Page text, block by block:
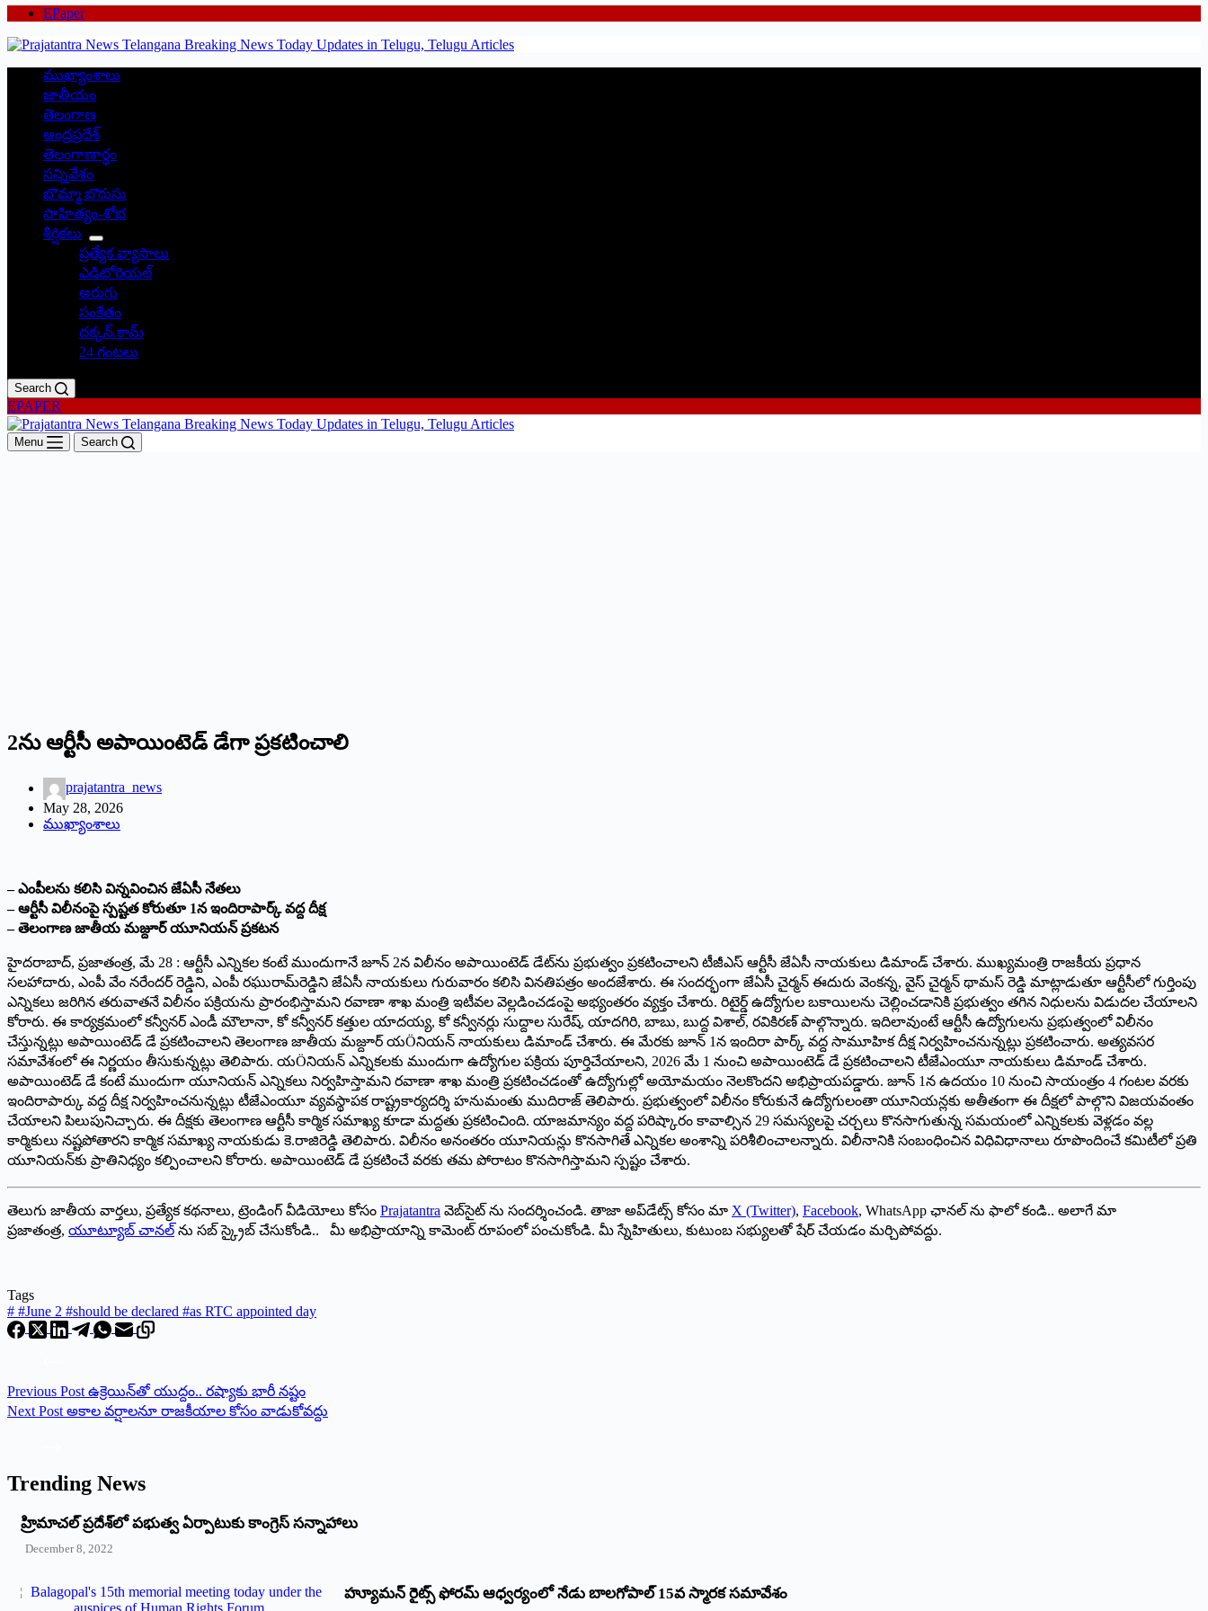
EPaper
ముఖ్యాంశాలు
జాతీయం
తెలంగాణ
ఆంధ్రప్రదేశ్
తెలంగాణార్థం
సన్నివేశం
బొమ్మా బొరుసు
సాహిత్యం-శోభ
శీర్షికలు
ప్రత్యేక వ్యాసాలు
ఎడిటోరియల్
అరుగు
సంకేతం
దక్కన్.కామ్
24 గంటలు
Search
EPAPER
Menu Search
2ను ఆర్టీసీ అపాయింటెడ్ డేగా ప్రకటించాలి
prajatantra_news
May 28, 2026
ముఖ్యాంశాలు
– ఎంపీలను కలిసి విన్నవించిన జేఏసీ నేతలు
– ఆర్టీసీ విలీనంపై స్పష్టత కోరుతూ 1న ఇందిరాపార్క్ వద్ద దీక్ష
– తెలంగాణ జాతీయ మజ్దూర్ యూనియన్ ప్రకటన
హైదరాబాద్, ప్ర‌జాతంత్ర‌, మే 28 : ఆర్టీసీ ఎన్నికల కంటే ముందుగానే జూన్ 2న విలీనం అపాయింటెడ్ డేట్‌ను ప్రభుత్వం ప్రకటించాలని టీజీఎస్ ఆర్టీసీ జేఏసీ నాయకులు డిమాండ్ చేశారు. ముఖ్యమంత్రి రాజకీయ ప్రధాన
సలహాదారు, ఎంపీ వేం నరేందర్ రెడ్డిని, ఎంపీ రఘురామ్‌రెడ్డిని జేఏసీ నాయకులు గురువారం కలిసి వినతిపత్రం అందజేశారు. ఈ సందర్భంగా జేఏసీ చైర్మన్ ఈదురు వెంకన్న, వైస్ చైర్మన్ థామస్ రెడ్డి మాట్లాడుతూ ఆర్టీసీలో గుర్తింపు
ఎన్నికలు జరిగిన తరువాతనే విలీనం పక్రియను ప్రారంభిస్తామని రవాణా శాఖ మంత్రి ఇటీవల వెల్లడించడంపై అభ్యంతరం వ్యక్తం చేశారు. రిటైర్డ్ ఉద్యోగుల బకాయిలను చెల్లించడానికి ప్రభుత్వం తగిన నిధులను విడుదల చేయాలని
కోరారు. ఈ కార్యక్రమంలో కన్వీనర్ ఎండీ మౌలానా, కో కన్వీనర్ కత్తుల యాదయ్య, కో కన్వీనర్లు సుద్దాల సురేష్, యాదగిరి, బాబు, బుద్ద విశాల్, రవికిరణ్ పాల్గొన్నారు. ఇదిలావుంటే ఆర్టీసీ ఉద్యోగులను ప్రభుత్వంలో విలీనం
చేస్తున్నట్లు అపాయింటెడ్ డే ప్రకటించాలని తెలంగాణ జాతీయ మజ్దూర్ యÖనియన్ నాయకులు డిమాండ్ చేశారు. ఈ మేరకు జూన్ 1న ఇందిరా పార్క్ వద్ద సామూహిక దీక్ష నిర్వహించనున్నట్లు ప్రకటించారు. అత్యవసర
సమావేశంలో ఈ నిర్ణయం తీసుకున్నట్లు తెలిపారు. యÖనియన్ ఎన్నికలకు ముందుగా ఉద్యోగుల పక్రియ పూర్తిచేయాలని, 2026 మే 1 నుంచి అపాయింటెడ్ డే ప్రకటించాలని టీజేఎంయూ నాయకులు డిమాండ్ చేశారు.
అపాయింటెడ్ డే కంటే ముందుగా యూనియన్ ఎన్నికలు నిర్వహిస్తామని రవాణా శాఖ మంత్రి ప్రకటించడంతో ఉద్యోగుల్లో అయోమయం నెలకొందని అభిప్రాయపడ్డారు. జూన్ 1న ఉదయం 10 నుంచి సాయంత్రం 4 గంటల వరకు
ఇందిరాపార్కు వద్ద దీక్ష నిర్వహించనున్నట్లు టీజేఎంయూ వ్యవస్థాపక రాష్ట్రకార్యదర్శి హనుమంతు ముదిరాజ్ తెలిపారు. ప్రభుత్వంలో విలీనం కోరుకునే ఉద్యోగులంతా యూనియన్లకు అతీతంగా ఈ దీక్షలో పాల్గొని విజయవంతం
చేయాలని పిలుపునిచ్చారు. ఈ దీక్షకు తెలంగాణ ఆర్టీసీ కార్మిక సమాఖ్య కూడా మద్దతు ప్రకటించింది. యాజమాన్యం వద్ద పరిష్కారం కావాల్సిన 29 సమస్యలపై చర్చలు కొనసాగుతున్న సమయంలో ఎన్నికలకు వెళ్లడం వల్ల
కార్మికులు నష్టపోతారని కార్మిక సమాఖ్య నాయకుడు కె.రాజిరెడ్డి తెలిపారు. విలీనం అనంతరం యూనియన్లు కొనసాగితే ఎన్నికల అంశాన్ని పరిశీలించాలన్నారు. విలీనానికి సంబంధించిన విధివిధానాలు రూపొందించే కమిటీలో ప్రతి
యూనియన్‌కు ప్రాతినిధ్యం కల్పించాలని కోరారు. అపాయింటెడ్ డే ప్రకటించే వరకు తమ పోరాటం కొనసాగిస్తామని స్పష్టం చేశారు.
తెలుగు జాతీయ వార్తలు, ప్రత్యేక కథనాలు, ట్రెండింగ్ వీడియోలు కోసం Prajatantra వెబ్‌సైట్ ను సందర్శించండి. తాజా అప్‌డేట్స్ కోసం మా X (Twitter), Facebook, WhatsApp ఛానల్ ను ఫాలో కండి.. అలాగే మా
ప్రజాతంత్ర, యూట్యూబ్ చానల్ ను సబ్ స్క్రైబ్ చేసుకోండి.. మీ అభిప్రాయాన్ని కామెంట్ రూపంలో పంచుకోండి. మీ స్నేహితులు, కుటుంబ సభ్యులతో షేర్ చేయడం మర్చిపోవద్దు.
Tags
# #June 2 #should be declared #as RTC appointed day
Previous Post ఉక్రెయిన్‌తో యుద్దం.. రష్యాకు భారీ నష్టం
Next Post అకాల వర్షాలనూ రాజకీయాల కోసం వాడుకోవద్దు
Trending News
‌హ్రిమాచల్‌ ‌ప్రదేశ్‌లో పభుత్వ ఏర్పాటుకు కాంగ్రెస్‌ ‌సన్నాహాలు
December 8, 2022
హ్యూమన్‌ రైట్స్‌ ఫోరమ్‌ ఆధ్వర్యంలో నేడు బాలగోపాల్‌ 15వ స్మారక సమావేశం